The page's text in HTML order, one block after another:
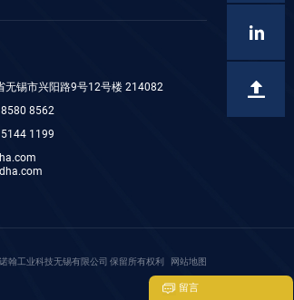
无锡市兴阳路9号12号楼 214082
8562
1199
翰工业科技无锡有限公司 保留所有权利 网站地图
留言